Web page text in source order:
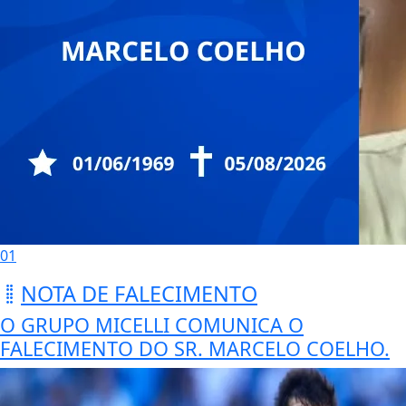
01
NOTA DE FALECIMENTO
O GRUPO MICELLI COMUNICA O
FALECIMENTO DO SR. MARCELO COELHO.